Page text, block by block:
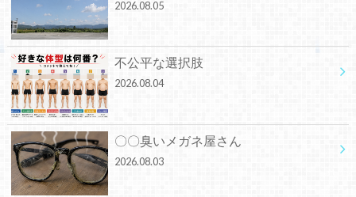
2026.08.05
不公平な選択肢
2026.08.04
〇〇臭いメガネ屋さん
2026.08.03